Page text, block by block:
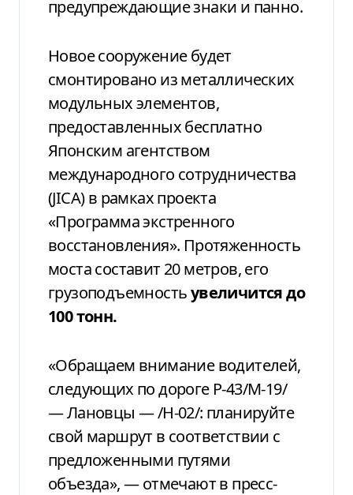
предупреждающие знаки и панно.
Новое сооружение будет
смонтировано из металлических
модульных элементов,
предоставленных бесплатно
Японским агентством
международного сотрудничества
(JICA) в рамках проекта
«Программа экстренного
восстановления». Протяженность
моста составит 20 метров, его
грузоподъемностьувеличится до
100 тонн.
«Обращаем внимание водителей,
следующих по дороге Р-43/М-19/
— Лановцы — /Н-02/: планируйте
свой маршрут в соответствии с
предложенными путями
объезда», — отмечают в пресс-